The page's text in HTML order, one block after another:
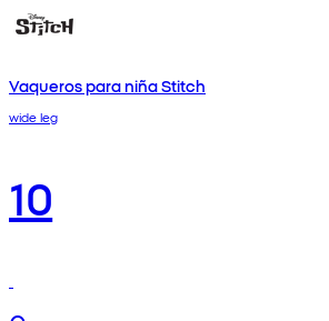
Vaqueros para niña Stitch
wide leg
10